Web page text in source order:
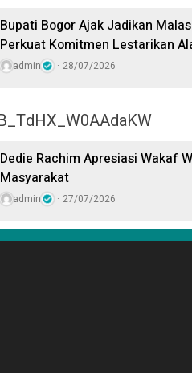
Bupati Bogor Ajak Jadikan
Perkuat Komitmen Lestarikan
admin 28/07/2026
Dedie Rachim Apresiasi Wakaf
Masyarakat
admin 27/07/2026